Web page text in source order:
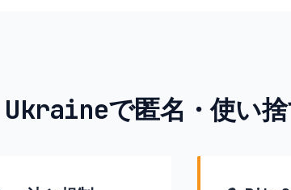
Ukraineで匿名・使い